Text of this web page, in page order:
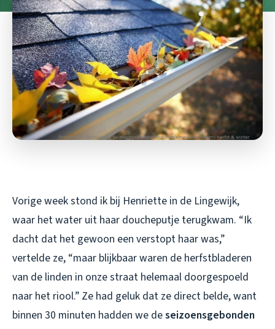
Vorige week stond ik bij Henriette in de Lingewijk,
waar het water uit haar doucheputje terugkwam. “Ik
dacht dat het gewoon een verstopt haar was,”
vertelde ze, “maar blijkbaar waren de herfstbladeren
van de linden in onze straat helemaal doorgespoeld
naar het riool.” Ze had geluk dat ze direct belde, want
binnen 30 minuten hadden we deseizoensgebonden